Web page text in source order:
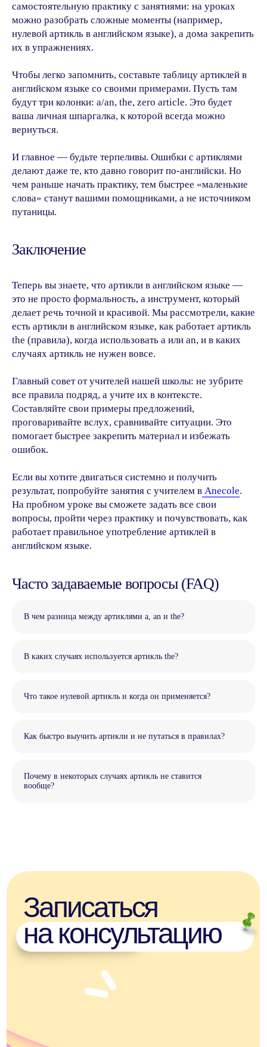
самостоятельную практику с занятиями: на уроках
можно разобрать сложные моменты (например,
нулевой артикль в английском языке), а дома закрепить
их в упражнениях.
Чтобы легко запомнить, составьте таблицу артиклей в
английском языке со своими примерами. Пусть там
будут три колонки: a/an, the, zero article. Это будет
ваша личная шпаргалка, к которой всегда можно
вернуться.
И главное — будьте терпеливы. Ошибки с артиклями
делают даже те, кто давно говорит по-английски. Но
чем раньше начать практику, тем быстрее «маленькие
слова» станут вашими помощниками, а не источником
путаницы.
Заключение
Теперь вы знаете, что артикли в английском языке —
это не просто формальность, а инструмент, который
делает речь точной и красивой. Мы рассмотрели, какие
есть артикли в английском языке, как работает артикль
the (правила), когда использовать a или an, и в каких
случаях артикль не нужен вовсе.
Главный совет от учителей нашей школы: не зубрите
все правила подряд, а учите их в контексте.
Составляйте свои примеры предложений,
проговаривайте вслух, сравнивайте ситуации. Это
помогает быстрее закрепить материал и избежать
ошибок.
Если вы хотите двигаться системно и получить
результат, попробуйте занятия с учителем в Anecole.
На пробном уроке вы сможете задать все свои
вопросы, пройти через практику и почувствовать, как
работает правильное употребление артиклей в
английском языке.
Часто задаваемые вопросы (FAQ)
В чем разница между артиклями a, an и the?
В каких случаях используется артикль the?
Что такое нулевой артикль и когда он применяется?
Как быстро выучить артикли и не путаться в правилах?
Почему в некоторых случаях артикль не ставится
вообще?
Как дела на английском:
перевод, произношение
и варианты ответа
в английском:
Все статьи
109028, РОССИЯ, Г.МОСКВА, ВН.ТЕР.Г.
ANECOLE 2026 © Все права защищены
Английский
Языки
Испанский
Немецкий
Французский
Португальский
Итальянский
Турецкий
Арабский
Блог
Anecole
Корпоративное
обучение
Приведите друга в
Подарочные
Документация
Прайс-лист
Политика конфиденциальности и
обработки персональных данных
рекламного характера
Подписаться
Больше полезного — в нашей
+7 929 340-14-99
Контакты
info@anecole.com
Написать в
Telegram
ВКонтакте
8 800 300-60-94